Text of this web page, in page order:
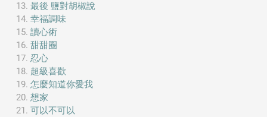
最後 鹽對胡椒說
幸福調味
讀心術
甜甜圈
忍心
超級喜歡
怎麼知道你愛我
想家
可以不可以